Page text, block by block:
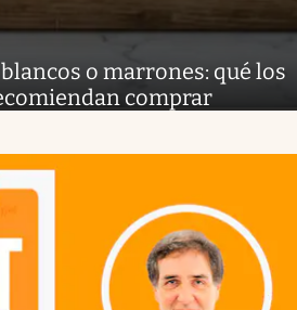
o marrones: qué los
comprar